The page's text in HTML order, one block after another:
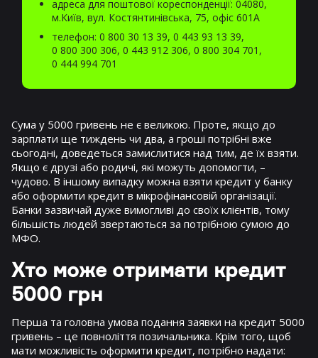
адреса для поштової кореспонденції: 04080,
м.Київ, вул. Костянтинівська, 75, офіс 601А
телефон: 0 800 30 13 39, 0 443 93 13 39,
0 800 300 306, 0 443 912 306, 0 800 304 701 ,
0 444 994 701
Сума у ​​5000 гривень не є великою. Проте, якщо до
зарплати ще тиждень чи два, а гроші потрібні вже
сьогодні, доведеться замислитися над тим, де їх взяти.
Якщо є друзі або родичі, які можуть допомогти, –
чудово. В іншому випадку можна взяти кредит у банку
або оформити кредит в мікрофінансовій організації.
Банки зазвичай дуже вимогливі до своїх клієнтів, тому
більшість людей звертаються за потрібною сумою до
МФО.
Хто може отримати кредит
5000 грн
Перша та головна умова подання заявки на кредит 5000
гривень – це повноліття позичальника. Крім того, щоб
мати можливість оформити кредит, потрібно надати: